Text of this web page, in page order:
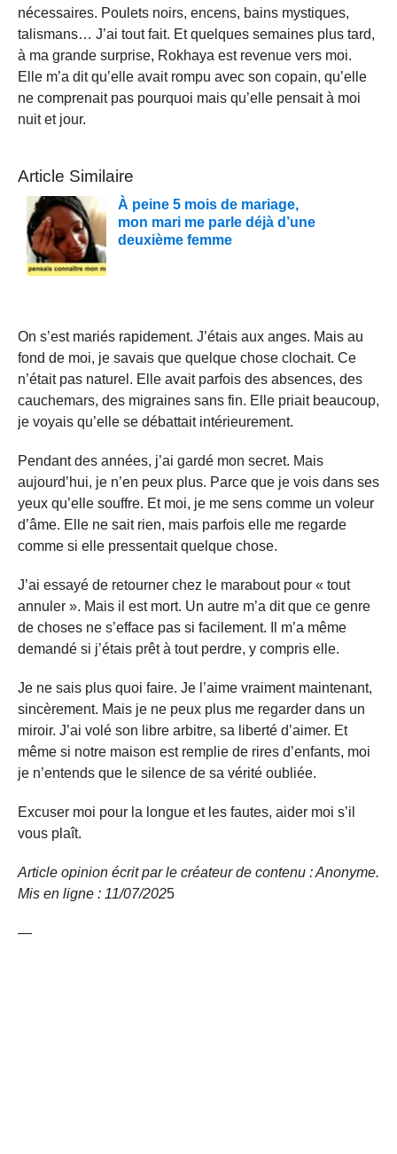
nécessaires. Poulets noirs, encens, bains mystiques,
talismans… J’ai tout fait. Et quelques semaines plus tard,
à ma grande surprise, Rokhaya est revenue vers moi.
Elle m’a dit qu’elle avait rompu avec son copain, qu’elle
ne comprenait pas pourquoi mais qu’elle pensait à moi
nuit et jour.
Article Similaire
À peine 5 mois de mariage,
mon mari me parle déjà d’une
deuxième femme
On s’est mariés rapidement. J’étais aux anges. Mais au
fond de moi, je savais que quelque chose clochait. Ce
n’était pas naturel. Elle avait parfois des absences, des
cauchemars, des migraines sans fin. Elle priait beaucoup,
je voyais qu’elle se débattait intérieurement.
Pendant des années, j’ai gardé mon secret. Mais
aujourd’hui, je n’en peux plus. Parce que je vois dans ses
yeux qu’elle souffre. Et moi, je me sens comme un voleur
d’âme. Elle ne sait rien, mais parfois elle me regarde
comme si elle pressentait quelque chose.
J’ai essayé de retourner chez le marabout pour « tout
annuler ». Mais il est mort. Un autre m’a dit que ce genre
de choses ne s’efface pas si facilement. Il m’a même
demandé si j’étais prêt à tout perdre, y compris elle.
Je ne sais plus quoi faire. Je l’aime vraiment maintenant,
sincèrement. Mais je ne peux plus me regarder dans un
miroir. J’ai volé son libre arbitre, sa liberté d’aimer. Et
même si notre maison est remplie de rires d’enfants, moi
je n’entends que le silence de sa vérité oubliée.
Excuser moi pour la longue et les fautes, aider moi s’il
vous plaît.
Article opinion écrit par le créateur de contenu : Anonyme.
Mis en ligne : 11/07/2025
—